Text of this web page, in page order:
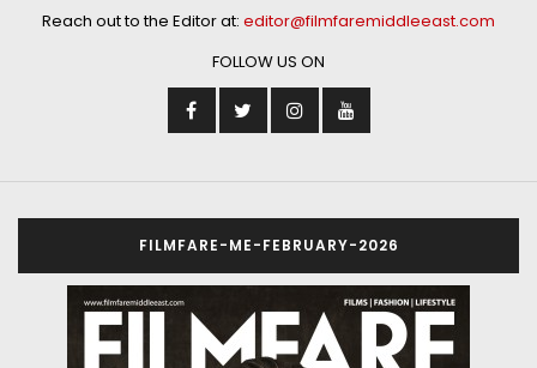
Reach out to the Editor at: editor@filmfaremiddleeast.com
FOLLOW US ON
FILMFARE-ME-FEBRUARY-2026